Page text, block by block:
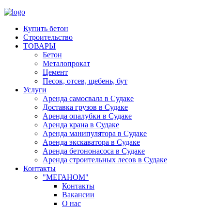
Купить бетон
Строительство
ТОВАРЫ
Бетон
Металопрокат
Цемент
Песок, отсев, щебень, бут
Услуги
Аренда самосвала в Судаке
Доставка грузов в Судаке
Аренда опалубки в Судаке
Аренда крана в Судаке
Аренда манипулятора в Судаке
Аренда экскаватора в Судаке
Аренда бетононасоса в Судаке
Аренда строительных лесов в Судаке
Контакты
"МЕГАНОМ"
Контакты
Вакансии
О нас